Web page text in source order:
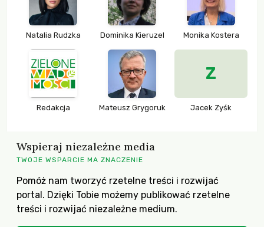
Natalia Rudzka Dominika Kieruzel Monika Kostera
Redakcja Mateusz Grygoruk
Z
Jacek Zyśk
Wspieraj niezależne media
TWOJE WSPARCIE MA ZNACZENIE
Pomóż nam tworzyć rzetelne treści i rozwijać
portal. Dzięki Tobie możemy publikować rzetelne
treści i rozwijać niezależne medium.